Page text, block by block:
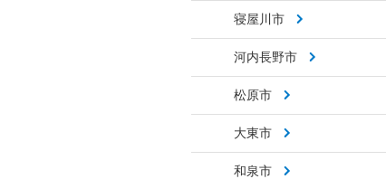
寝屋川市
河内長野市
松原市
大東市
和泉市